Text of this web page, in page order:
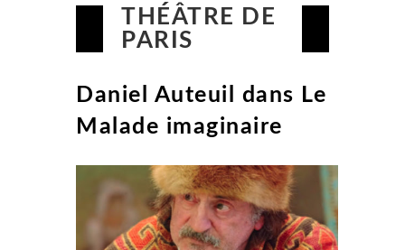
THÉÂTRE DE
PARIS
Daniel Auteuil dans Le
Malade imaginaire